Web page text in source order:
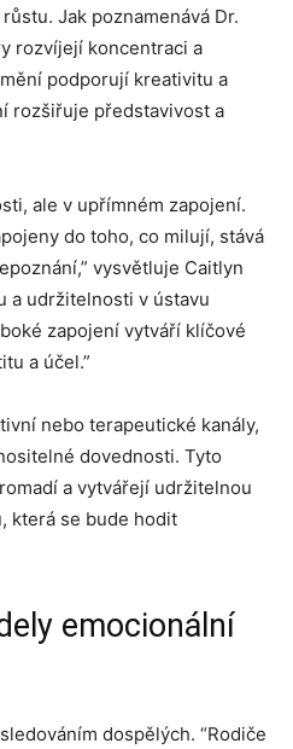
Jak poznamenává Dr.
rozvíjejí koncentraci a
podporují kreativitu a
rozšiřuje představivost a
ale v upřímném zapojení.
do toho, co milují, stává
vysvětluje Caitlyn
a udržitelnosti v ústavu
zapojení vytváří klíčové
a účel.”
nebo terapeutické kanály,
dovednosti. Tyto
a vytvářejí udržitelnou
která se bude hodit
emocionální
dospělých. “Rodiče